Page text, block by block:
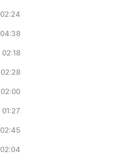
02:24
04:38
02:18
02:28
02:00
01:27
02:45
02:04